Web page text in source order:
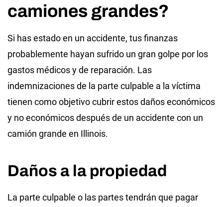
camiones grandes?
Si has estado en un accidente, tus finanzas
probablemente hayan sufrido un gran golpe por los
gastos médicos y de reparación. Las
indemnizaciones de la parte culpable a la víctima
tienen como objetivo cubrir estos daños económicos
y no económicos después de un accidente con un
camión grande en Illinois.
Daños a la propiedad
La parte culpable o las partes tendrán que pagar